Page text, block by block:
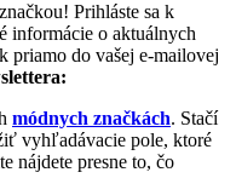
Prihláste sa k
informácie o aktuálnych
priamo do vašej e-mailovej
módnych značkách. Stačí
vyhľadávacie pole, ktoré
nájdete presne to, čo